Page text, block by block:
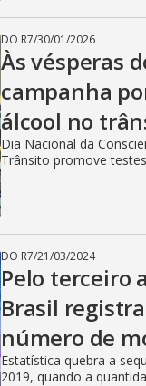
DO R7/30/01/2026
Às vésperas
campanha
álcool no
Dia Nacional da
Trânsito promove
DO R7/21/03/2024
Pelo terceiro
Brasil
número de
Estatística quebra a
2019, quando a